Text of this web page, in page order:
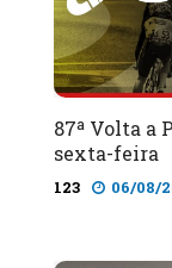
87ª Volta a
sexta-feira
123 06/08/